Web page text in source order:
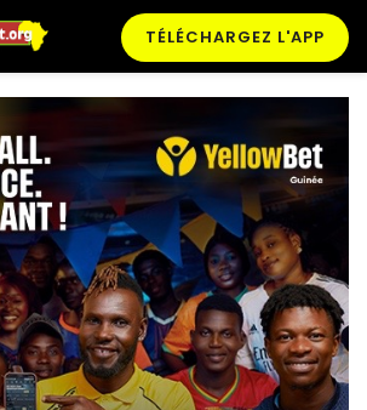
TÉLÉCHARGEZ L'APP